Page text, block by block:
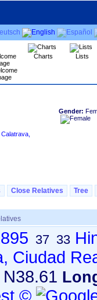
Charts Lists
Gender:
Close Relatives Tree
37 33
Ciudad
N38.61